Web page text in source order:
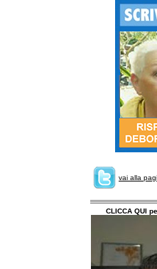
vai alla
CLICCA QUI